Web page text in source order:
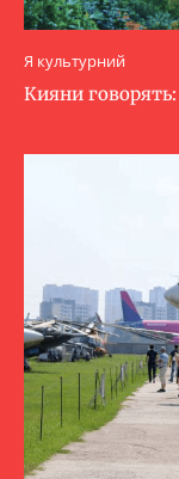
Я культурний
Кияни говорять: